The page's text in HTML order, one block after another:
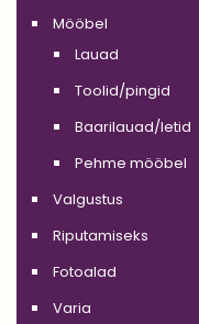
Mööbel
Lauad
Toolid/pingid
Baarilauad/letid
Pehme mööbel
Valgustus
Riputamiseks
Fotoalad
Varia